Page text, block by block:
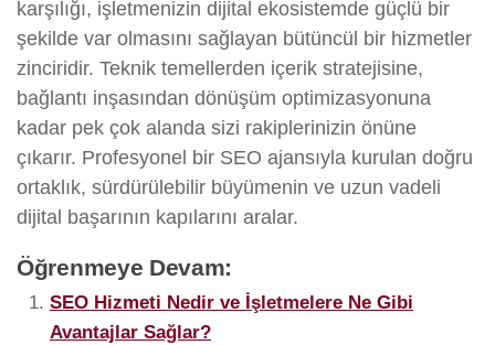
karşılığı, işletmenizin dijital ekosistemde güçlü bir
şekilde var olmasını sağlayan bütüncül bir hizmetler
zinciridir. Teknik temellerden içerik stratejisine,
bağlantı inşasından dönüşüm optimizasyonuna
kadar pek çok alanda sizi rakiplerinizin önüne
çıkarır. Profesyonel bir SEO ajansıyla kurulan doğru
ortaklık, sürdürülebilir büyümenin ve uzun vadeli
dijital başarının kapılarını aralar.
Öğrenmeye Devam:
SEO Hizmeti Nedir ve İşletmelere Ne Gibi
Avantajlar Sağlar?